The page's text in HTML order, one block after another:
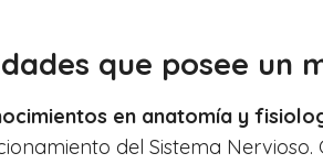
que posee un
en anatomía y
del Sistema